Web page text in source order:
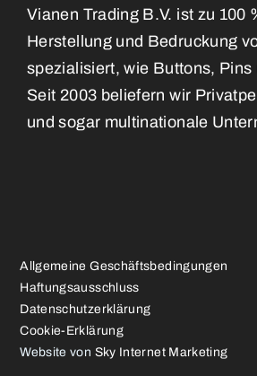
Vianen Trading B.V. ist zu 100
Herstellung und Bedruckung
spezialisiert, wie Buttons, Pins
Seit 2003 beliefern wir
und sogar multinationale
Allgemeine Geschäftsbedingungen
Haftungsausschluss
Datenschutzerklärung
Cookie-Erklärung
Website von Sky Internet Marketing